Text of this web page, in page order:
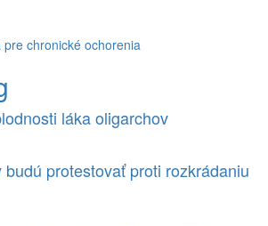
láka oligarchov
protestovať proti rozkrádaniu